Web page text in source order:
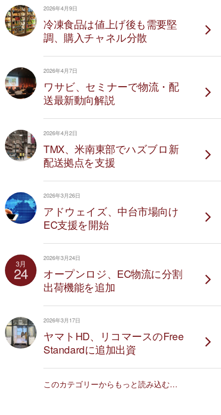
2026年4月9日
冷凍食品は値上げ後も需要堅
調、購入チャネル分散
2026年4月7日
ワサビ、セミナーで物流・配
送最新動向解説
2026年4月2日
TMX、米南東部でハズブロ新
配送拠点を支援
2026年3月26日
アドウェイズ、中台市場向け
EC支援を開始
3月
24
2026年3月24日
オープンロジ、EC物流に分割
出荷機能を追加
2026年3月17日
ヤマトHD、リコマースのFree
Standardに追加出資
このカテゴリーからもっと読み込む…